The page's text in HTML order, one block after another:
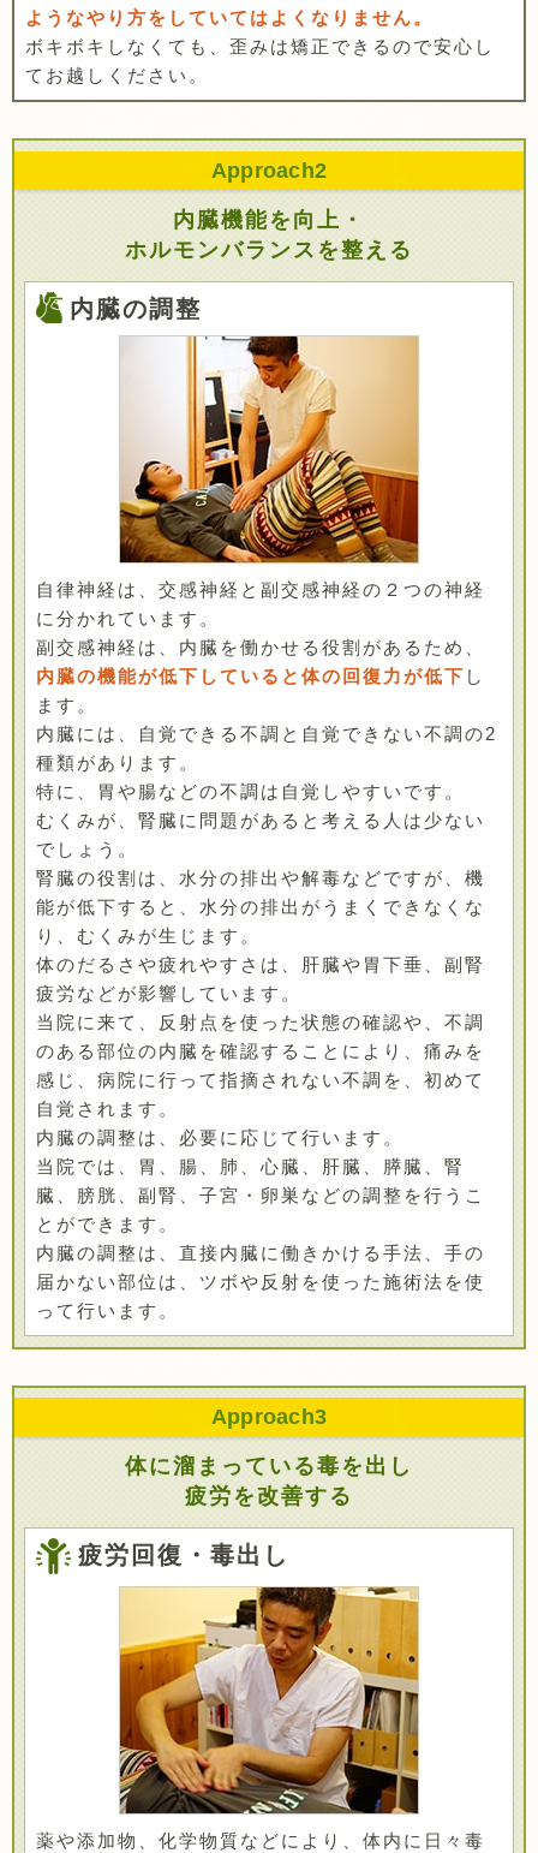
ようなやり方をしていてはよくなりません。
ボキボキしなくても、歪みは矯正できるので安心し
てお越しください。
Approach2
内臓機能を向上・
ホルモンバランスを整える
内臓の調整
自律神経は、交感神経と副交感神経の２つの神経
に分かれています。
副交感神経は、内臓を働かせる役割があるため、
内臓の機能が低下していると体の回復力が低下 し
ます。
内臓には、自覚できる不調と自覚できない不調の2
種類があります。
特に、胃や腸などの不調は自覚しやすいです。
むくみが、腎臓に問題があると考える人は少ない
でしょう。
腎臓の役割は、水分の排出や解毒などですが、機
能が低下すると、水分の排出がうまくできなくな
り、むくみが生じます。
体のだるさや疲れやすさは、肝臓や胃下垂、副腎
疲労などが影響しています。
当院に来て、反射点を使った状態の確認や、不調
のある部位の内臓を確認することにより、痛みを
感じ、病院に行って指摘されない不調を、初めて
自覚されます。
内臓の調整は、必要に応じて行います。
当院では、胃、腸、肺、心臓、肝臓、膵臓、腎
臓、膀胱、副腎、子宮・卵巣などの調整を行うこ
とができます。
内臓の調整は、直接内臓に働きかける手法、手の
届かない部位は、ツボや反射を使った施術法を使
って行います。
Approach3
体に溜まっている毒を出し
疲労を改善する
疲労回復・毒出し
薬や添加物、化学物質などにより、体内に日々毒